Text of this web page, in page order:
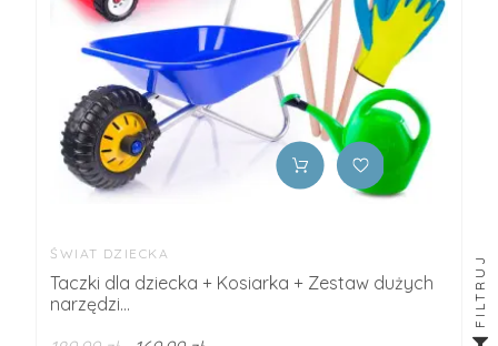
ŚWIAT DZIECKA
Taczki dla dziecka + Kosiarka + Zestaw dużych
narzędzi...
FILTRUJ